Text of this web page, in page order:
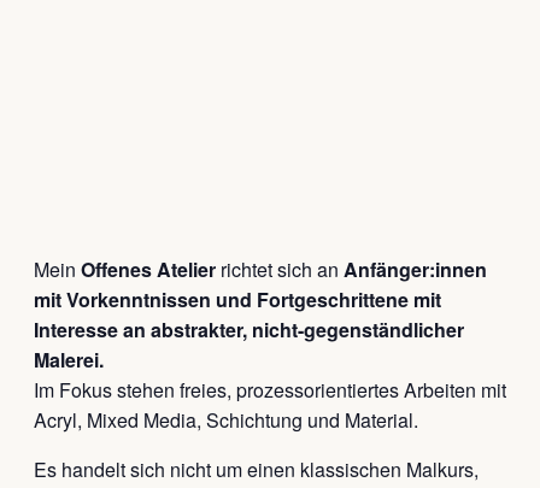
Mein Offenes Atelier richtet sich an Anfänger:innen
mit Vorkenntnissen und Fortgeschrittene mit
Interesse an abstrakter, nicht-gegenständlicher
Malerei.
Im Fokus stehen freies, prozessorientiertes Arbeiten mit
Acryl, Mixed Media, Schichtung und Material.
Es handelt sich nicht um einen klassischen Malkurs,